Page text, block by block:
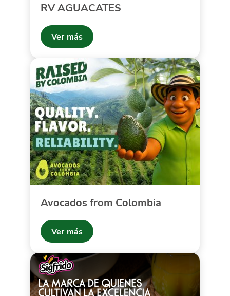
RV AGUACATES
Ver más
Avocados from Colombia
Ver más